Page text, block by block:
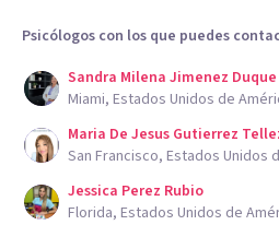
Psicólogos con los que puedes
Sandra Milena Jimenez Duque
Miami, Estados Unidos de
Maria De Jesus Gutierrez
San Francisco, Estados Unidos
Jessica Perez Rubio
Florida, Estados Unidos de